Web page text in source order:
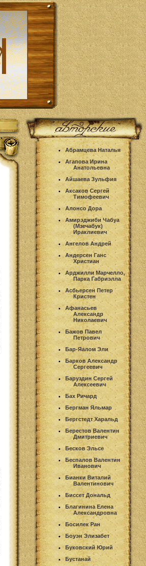
Абрамцева Наталья
Агапова Ирина
Анатольевна
Айшаева Зульфия
Аксаков Сергей
Тимофеевич
Алонсо Дора
Амирэджиби Чабуа
(Мзечабук)
Ираклиевич
Ангелов Андрей
Андерсен Ганс
Христиан
Арджилли Марчелло,
Парка Габриэлла
Асбьерсен Петер
Кристен
Афанасьев
Александр
Николаевич
Бажов Павел
Петрович
Бар-Яалом Эли
Барков Александр
Сергеевич
Баруздин Сергей
Алексеевич
Бах Ричард
Бергман Яльмар
Бергстедт Харальд
Берестов Валентин
Дмитриевич
Бесков Эльсе
Беспалов Валентин
Иванович
Бианки Виталий
Валентинович
Биссет Дональд
Благинина Елена
Александровна
Босилек Ран
Боуэн Элизабет
Буковский Юрий
Бустанай